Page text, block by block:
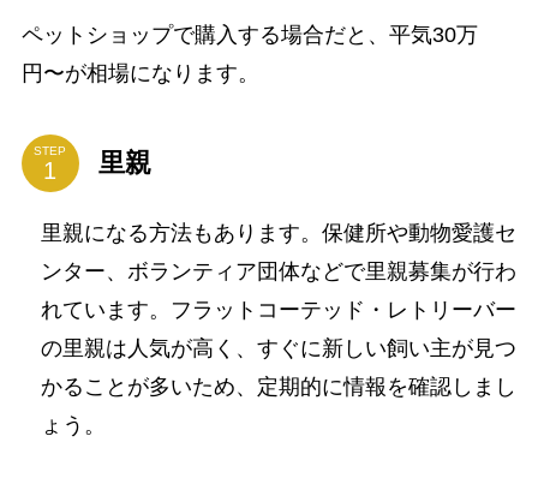
ペットショップで購入する場合だと、平気30万
円〜が相場になります。
STEP 里親
里親になる方法もあります。保健所や動物愛護セ
ンター、ボランティア団体などで里親募集が行わ
れています。フラットコーテッド・レトリーバー
の里親は人気が高く、すぐに新しい飼い主が見つ
かることが多いため、定期的に情報を確認しまし
ょう。